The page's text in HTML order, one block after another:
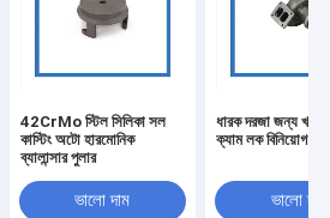
42CrMo স্টিল সিলিকা সল
কাস্টিং অটো হারমোনিক
ব্যালান্সার পুলার
ভালো দাম
ধারক দরজা জন্য খাদ
ক্যাম লক বিনিয়োগ
ভালো দাম